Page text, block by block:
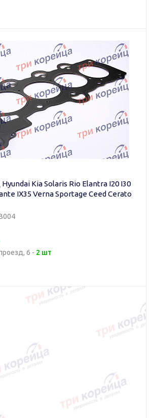
Kia Solaris Rio Elantra I20 I30
IX35 Verna Sportage Ceed Cerato
6 - 2 шт